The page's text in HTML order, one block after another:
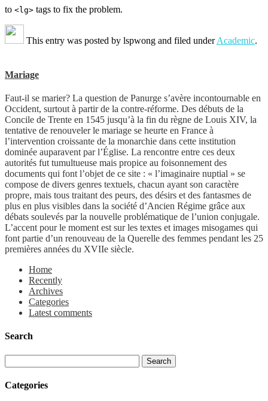
to <lg> tags to fix the problem.
This entry was posted by lspwong and filed underAcademic.
Mariage
Faut-il se marier? La question de Panurge s’avère incontournable en
Occident, surtout à partir de la contre-réforme. Des débuts de la
Concile de Trente en 1545 jusqu’à la fin du règne de Louis XIV, la
tentative de renouveler le mariage se heurte en France à
l’intervention croissante de la monarchie dans cette institution
dominée auparavent par l’Église. La rencontre entre ces deux
autorités fut tumultueuse mais propice au foisonnement des
documents qui font l’objet de ce site : « l’imaginaire nuptial » se
compose de divers genres textuels, chacun ayant son caractère
propre, mais tous traitant des peurs, des désirs et des fantasmes de
plus en plus visibles dans la société d’Ancien Régime grâce aux
débats soulevés par la nouvelle problématique de l’union conjugale.
L’accent pour le moment est sur les textes et images misogames qui
font partie d’un renouveau de la Querelle des femmes pendant les 25
premières années du XVIIe siècle.
Home
Recently
Archives
Categories
Latest comments
Search
Categories